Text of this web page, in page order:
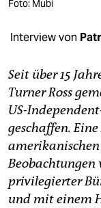
unterstützen
abo
genossenschaft
epaper login
Foto: Mubi
Interview von
Seit über 15
Turner Ross
US-
geschaffen.
privilegierter
und mit einem